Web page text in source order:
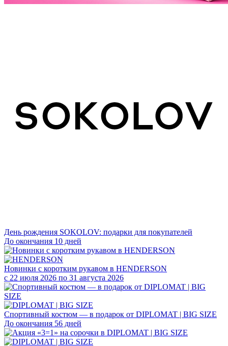
День рождения SOKOLOV: подарки для покупателей
До окончания 10 дней
Новинки с коротким рукавом в HENDERSON
с 22 июля 2026 по 31 августа 2026
Спортивный костюм — в подарок от DIPLOMAT | BIG SIZE
До окончания 56 дней